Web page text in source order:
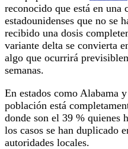
reconocido que está en una
estadounidenses que no se
recibido una dosis
variante delta se convierta
algo que ocurrirá
semanas.
En estados como Alabama
población está
donde son el 39 % quienes
los casos se han duplicado
autoridades locales.